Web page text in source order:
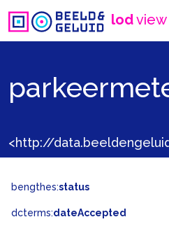
lodview
<http://
bengthes:status
dcterms:dateAccepted